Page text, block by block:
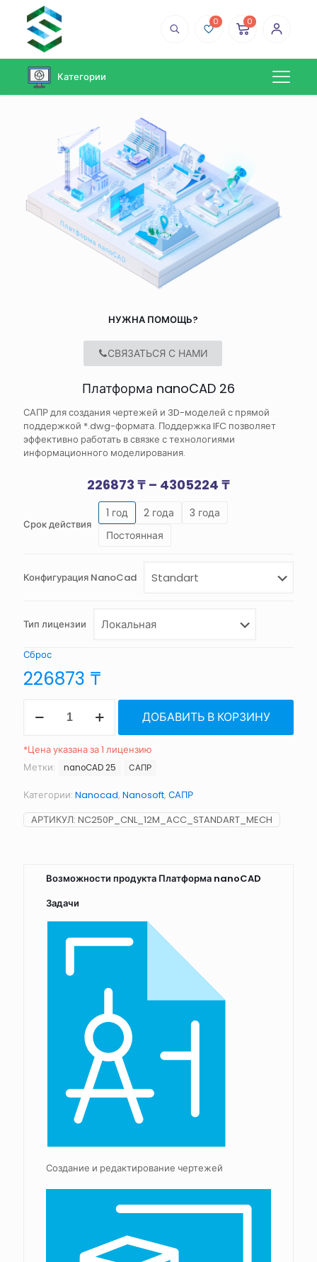
0 0
Категории
НУЖНА ПОМОЩЬ?
СВЯЗАТЬСЯ С НАМИ
Платформа nanoCAD 26
САПР для создания чертежей и 3D-моделей с прямой
поддержкой *.dwg-формата. Поддержка IFC позволяет
эффективно работать в связке с технологиями
информационного моделирования.
226873 ₸ – 4305224 ₸Диапазон
Срок действия
1 год 2 года
3 года
Постоянная
Конфигурация NanoCad
Тип лицензии
Сброс
226873 ₸
товара
nanoCAD
26
ДОБАВИТЬ В КОРЗИНУ
*Цена указана за 1 лицензию
Метки:
nanoCAD 25 САПР
Категории: Nanocad, Nanosoft, САПР
АРТИКУЛ: NC250P_CNL_12M_ACC_STANDART_MECH
Возможности продукта Платформа nanoCAD
Задачи
Создание и редактирование чертежей